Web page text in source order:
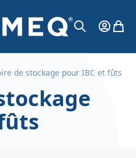
MonMon
de stockage pour IBC et fûts